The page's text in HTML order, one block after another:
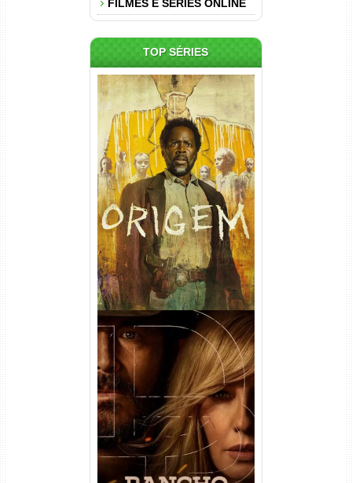
FILMES E SÉRIES ONLINE
TOP SÉRIES
Origem 4ª Temporada Torrent
(2026) WEB-DL 1080p/4K
Dual Áudio
Rancho Dutton 1ª
Temporada Torrent (2026)
WEB-DL 1080p Dual Áudio